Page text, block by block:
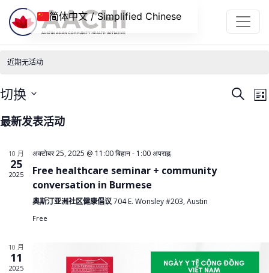
跳到内容
近期无活动
活
搜
列
切换
择
最新发表活动
10 月
25
2025
अक्टोबर 25, 2025 @ 11:00 बिहान- 1:00 अपराह्न
Free healthcare seminar + community
conversation in Burmese
奥斯汀亚洲社区健康倡议704 E. Wonsley #203, Austin
Free
10 月
11
2025
简体中文 / Simplified Chinese